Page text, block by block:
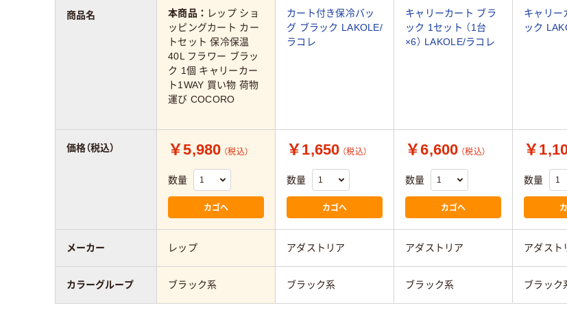
本商品： レップ ショ
ッピングカート カー
トセット 保冷保温
40L フラワー ブラッ
ク 1個 キャリーカー
ト1WAY 買い物 荷物
運び COCORO
カート付き保冷バッ
グ ブラック LAKOLE/
ラコレ
キャリーカート ブラ
ック 1セット （1台
×6） LAKOLE/ラコレ
キャリー
ック
￥5,980 （税込）
数量
カゴへ
￥1,650 （税込）
数量
カゴへ
￥6,600 （税込）
数量
カゴへ
￥
数量
レップ アダストリア アダストリア アダスト
ブラック系 ブラック系 ブラック系 ブラック
商品名
価格（税込）
メーカー
カラーグループ